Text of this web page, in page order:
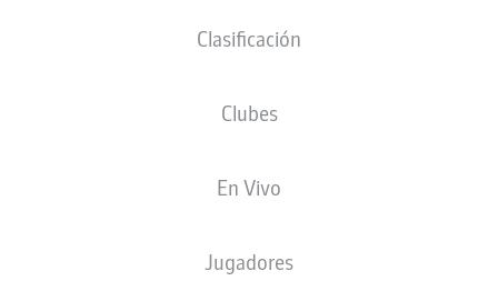
Clasificación
Clubes
En Vivo
Jugadores
ALINEACIONES ESTADÍSTICAS
OPEL ARENA (250 Espectadores)